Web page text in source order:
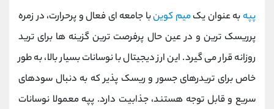
پپه به عنوان یکمیم‌ کوینبا جامعه ‌ای فعال و پرحرارت، در زمره
پرریسک‌ ترین و در عین حال پرفرصت‌ ترین گزینه‌ ها برای ترید
روزانه قرار می گیرد. این ارز دیجیتال با نوسانات بسیار بالا، به طور
خاص برای تریدرهای جسور و ریسک ‌پذیر که به دنبال سودهای
سریع و قابل توجه هستند، جذابیت دارد. پپه معمولا نوسانات